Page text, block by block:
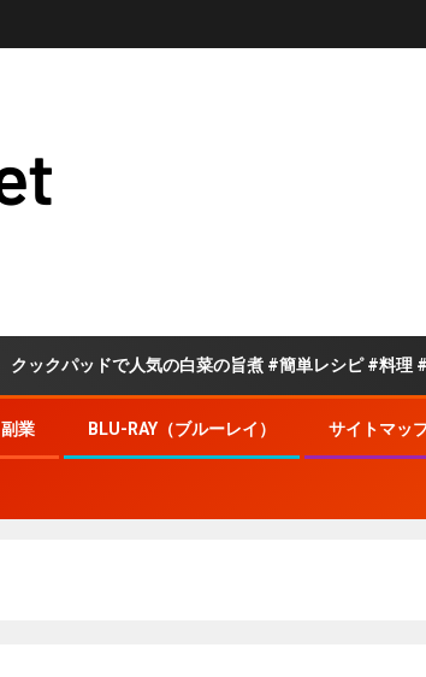
ッドで人気の白菜の旨煮 #簡単レシピ #料理 #クック
業 BLU-RAY（ブルーレイ） サイトマッ